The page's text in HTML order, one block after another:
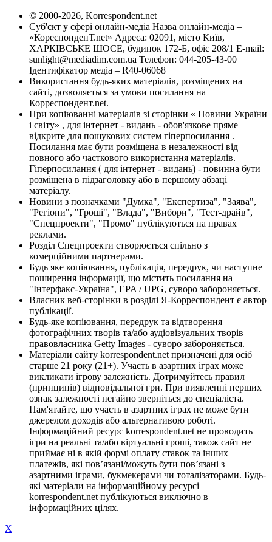
© 2000-2026, Korrespondent.net
Суб'єкт у сфері онлайн-медіа Назва онлайн-медіа –
«КореспонденТ.net» Адреса: 02091, місто Київ,
ХАРКІВСЬКЕ ШОСЕ, будинок 172-Б, офіс 208/1 E-mail:
sunlight@mediadim.com.ua Телефон: 044-205-43-00
Ідентифікатор медіа – R40-06068
Використання будь-яких матеріалів, розміщених на
сайті, дозволяється за умови посилання на
Корреспондент.net.
При копіюванні матеріалів зі сторінки « Новини України
і світу» , для інтернет - видань - обов'язкове пряме
відкрите для пошукових систем гіперпосилання .
Посилання має бути розміщена в незалежності від
повного або часткового використання матеріалів.
Гіперпосилання ( для інтернет - видань) - повинна бути
розміщена в підзаголовку або в першому абзаці
матеріалу.
Новини з позначками "Думка", "Експертиза", "Заява",
"Регіони", "Гроші", "Влада", "Вибори", "Тест-драйв",
"Спецпроекти", "Промо" публікуються на правах
реклами.
Розділ Спецпроекти створюється спільно з
комерційними партнерами.
Будь яке копіювання, публікація, передрук, чи наступне
поширення інформації, що містить посилання на
"Інтерфакс-Україна", EPA / UPG, суворо забороняється.
Власник веб-сторінки в розділі Я-Корреспондент є автор
публікації.
Будь-яке копіювання, передрук та відтворення
фотографічних творів та/або аудіовізуальних творів
правовласника Getty Images - суворо забороняється.
Матеріали сайту korrespondent.net призначені для осіб
старше 21 року (21+). Участь в азартних іграх може
викликати ігрову залежність. Дотримуйтесь правил
(принципів) відповідальної гри. При виявленні перших
ознак залежності негайно зверніться до спеціаліста.
Пам'ятайте, що участь в азартних іграх не може бути
джерелом доходів або альтернативою роботі.
Інформаційний ресурс korrespondent.net не проводить
ігри на реальні та/або віртуальні гроші, також сайт не
приймає ні в якій формі оплату ставок та інших
платежів, які пов’язані/можуть бути пов’язані з
азартними іграми, букмекерами чи тоталізаторами. Будь-
які матеріали на інформаційному ресурсі
korrespondent.net публікуються виключно в
інформаційних цілях.
X